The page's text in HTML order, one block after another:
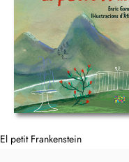
El petit Frankenstein